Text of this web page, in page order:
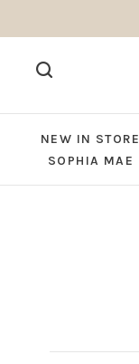
NEW IN STORE
SOPHIA MAE